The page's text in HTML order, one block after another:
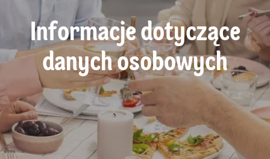
Informacje dotyczące
danych osobowych